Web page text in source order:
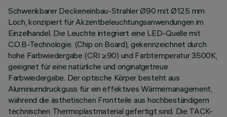
Schwenkbarer Deckeneinbau-Strahler Ø90 mit Ø125 mm
Loch, konzipiert für Akzentbeleuchtungsanwendungen im
Einzelhandel. Die Leuchte integriert eine LED-Quelle mit
C.O.B-Technologie. (Chip on Board), gekennzeichnet durch
hohe Farbwiedergabe (CRI ≥90) und Farbtemperatur 3500K,
geeignet für eine natürliche und originalgetreue
Farbwiedergabe. Der optische Körper besteht aus
Aluminiumdruckguss für ein effektives Wärmemanagement,
während die ästhetischen Frontteile aus hochbeständigem
technischen Thermoplastmaterial gefertigt sind. Die TACK-